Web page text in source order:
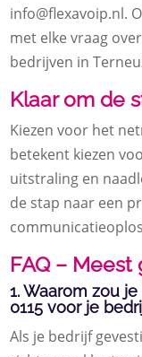
info@flexavoip.nl.
met elke vraag
bedrijven in
Klaar om de
Kiezen voor het
betekent kiezen
uitstraling en
de stap naar een
FAQ –
1. Waarom zou
0115 voor je
Als je bedrijf